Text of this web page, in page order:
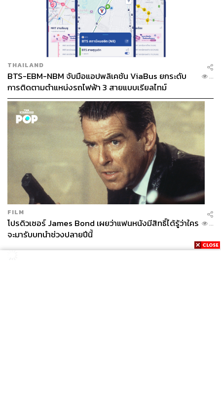
THAILAND
BTS-EBM-NBM จับมือแอปพลิเคชัน ViaBus ยกระดับ
การติดตามตำแหน่งรถไฟฟ้า 3 สายแบบเรียลไทม์
...
FILM
โปรดิวเซอร์ James Bond เผยว่าแฟนหนังมีสิทธิ์ได้รู้ว่าใคร
จะมารับบทนำช่วงปลายปีนี้
...